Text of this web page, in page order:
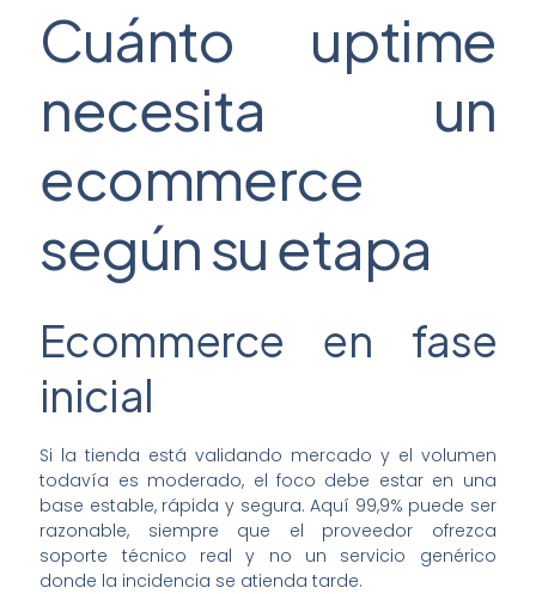
Cuánto uptime
necesita un
ecommerce
según su etapa
Ecommerce en fase
inicial
Si la tienda está validando mercado y el volumen
todavía es moderado, el foco debe estar en una
base estable, rápida y segura. Aquí 99,9% puede ser
razonable, siempre que el proveedor ofrezca
soporte técnico real y no un servicio genérico
donde la incidencia se atienda tarde.